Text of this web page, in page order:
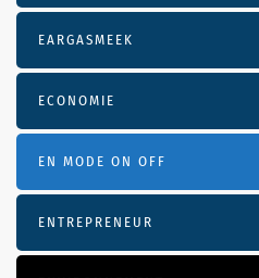
EARGASMEEK
ECONOMIE
EN MODE ON OFF
ENTREPRENEUR